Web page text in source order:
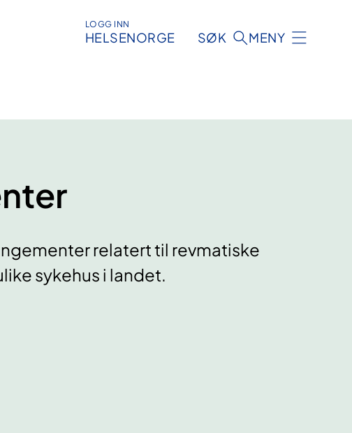
LOGG INN
HELSENORGE SØK MENY
relatert til revmatiske
sykehus i landet.